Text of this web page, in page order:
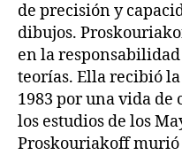
de precisión y
dibujos.
en la
teorías. Ella recibió
1983 por una vida
los estudios de los
Proskouriakoff murió